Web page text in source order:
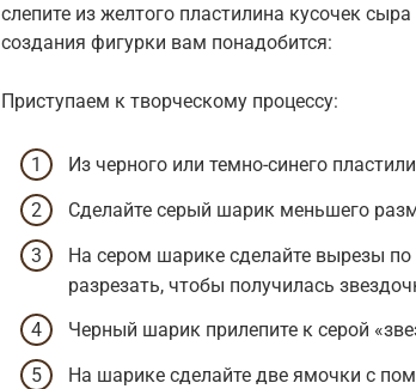
слепите из желтого пластилина кусочек
создания фигурки вам понадобится:
Приступаем к творческому процессу:
Из черного или темно-синего
Сделайте серый шарик меньшего
На сером шарике сделайте вырезы по
разрезать, чтобы получилась
Черный шарик прилепите к серой
На шарике сделайте две ямочки с